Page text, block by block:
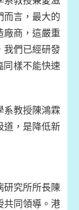
而言，最大的
廠商，這嚴重
我們已經研發
同樣不能快速
系教授陳鴻霖
道，是降低新
研究所所長陳
共同領導。港